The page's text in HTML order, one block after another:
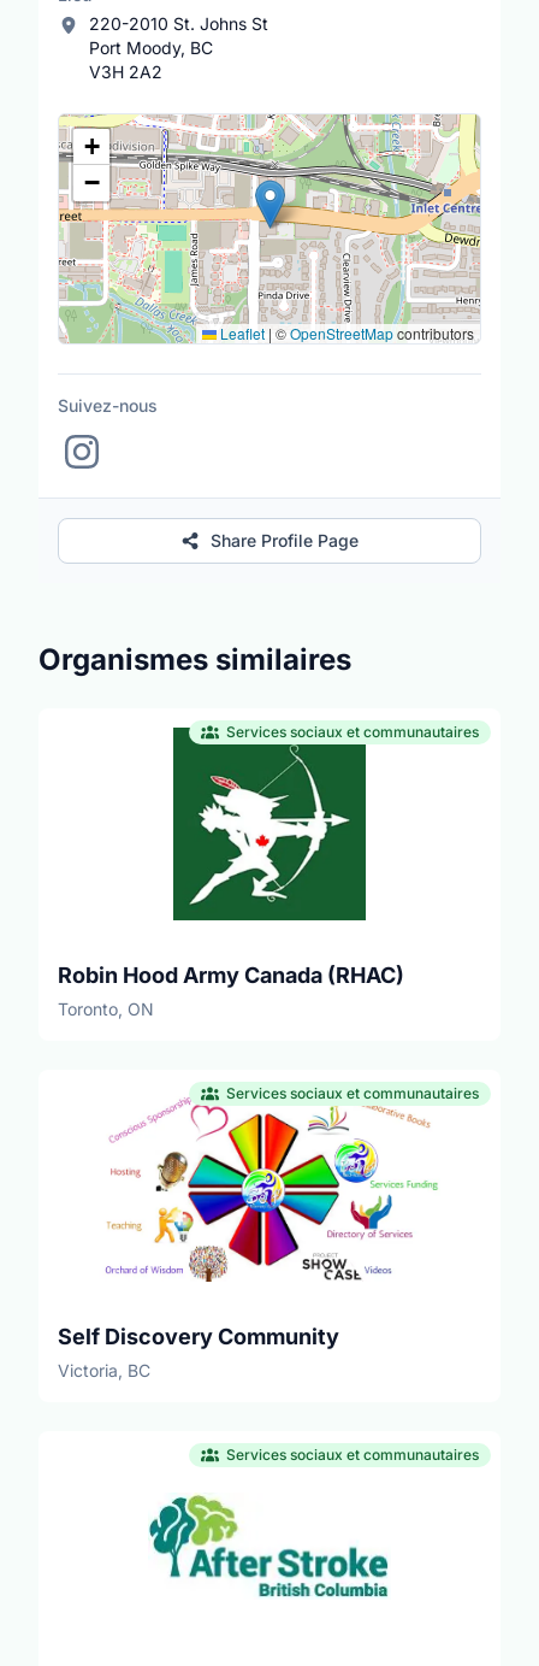
220-2010 St. Johns St
Port Moody, BC
V3H 2A2
Lieu
+
−
Leaflet | ©OpenStreetMapcontributors
Suivez-nous
Share Profile Page
Organismes similaires
Services sociaux et communautaires
Robin Hood Army Canada (RHAC)
Toronto, ON
Services sociaux et communautaires
Self Discovery Community
Victoria, BC
Services sociaux et communautaires